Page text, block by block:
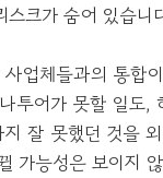
크가 숨어 있습니
업체들과의 통합
투어가 못할 일도
잘 못했던 것을
가능성은 보이지